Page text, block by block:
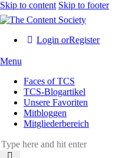
Skip to content Skip to footer
Login orRegister
Menu
Faces of TCS
TCS-Blogartikel
Unsere Favoriten
Mitbloggen
Mitgliederbereich